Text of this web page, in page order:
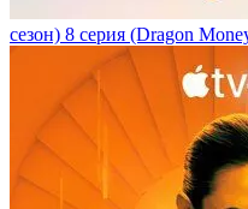
сезон) 8 серия (Dragon